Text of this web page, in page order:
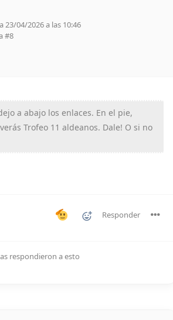
23/04/2026 a las 10:46
#8
a abajo los enlaces. En el pie,
Trofeo 11 aldeanos. Dale! O si no
Responder
respondieron a esto